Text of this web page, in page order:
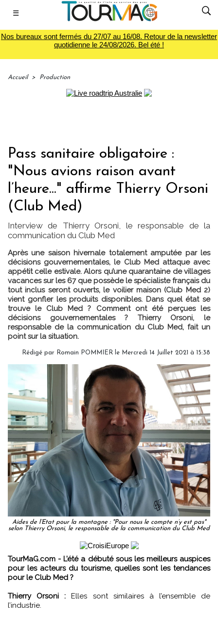
☰
Nos bureaux sont fermés du 27/07 au 16/08. Retour de la newsletter
quotidienne le 24/08/2026. Bel été !
Accueil > Production
Pass sanitaire obligatoire :
"Nous avions raison avant
l’heure..." affirme Thierry Orsoni
(Club Med)
Interview de Thierry Orsoni, le responsable de la
communication du Club Med
Après une saison hivernale totalement amputée par les
décisions gouvernementales, le Club Med attaque avec
appétit celle estivale. Alors qu’une quarantaine de villages
vacances sur les 67 que possède le spécialiste français du
tout inclus seront ouverts, le voilier maison (Club Med 2)
vient gonfler les produits disponibles. Dans quel état se
trouve le Club Med ? Comment ont été perçues les
décisions gouvernementales ? Thierry Orsoni, le
responsable de la communication du Club Med, fait un
point sur la situation.
Rédigé par Romain POMMIER le Mercredi 14 Juillet 2021 à 15:38
Aides de l’Etat pour la montagne : "Pour nous le compte n’y est pas"
selon Thierry Orsoni, le responsable de la communication du Club Med
TourMaG.com - L’été a débuté sous les meilleurs auspices
pour les acteurs du tourisme, quelles sont les tendances
pour le Club Med ?
Thierry Orsoni :Elles sont similaires à l’ensemble de
l’industrie.